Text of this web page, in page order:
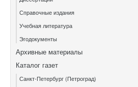
Справочные издания
Учебная литература
Эгодокументы
Архивные материалы
Каталог газет
Санкт-Петербург (Петроград)